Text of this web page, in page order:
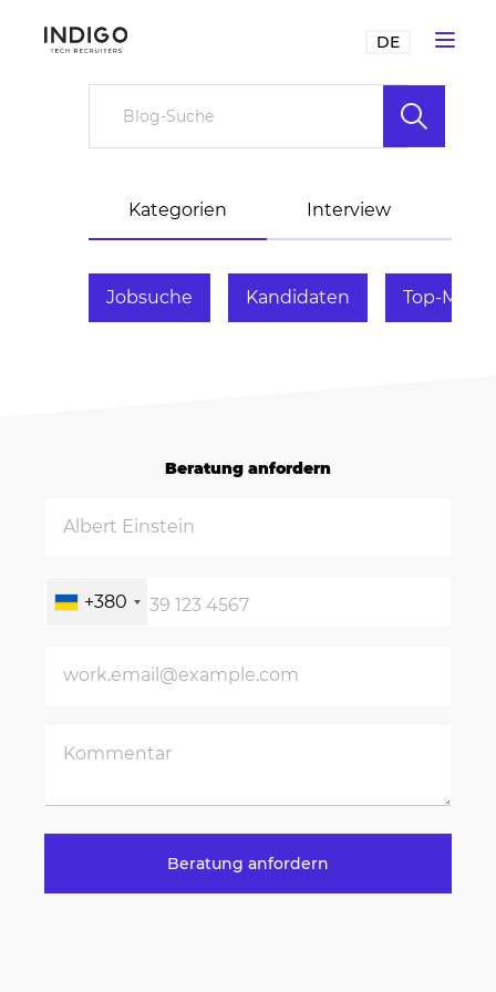
DE
Kategorien Interview
Jobsuche Kandidaten Top-
Beratung anfordern
+380
Beratung anfordern